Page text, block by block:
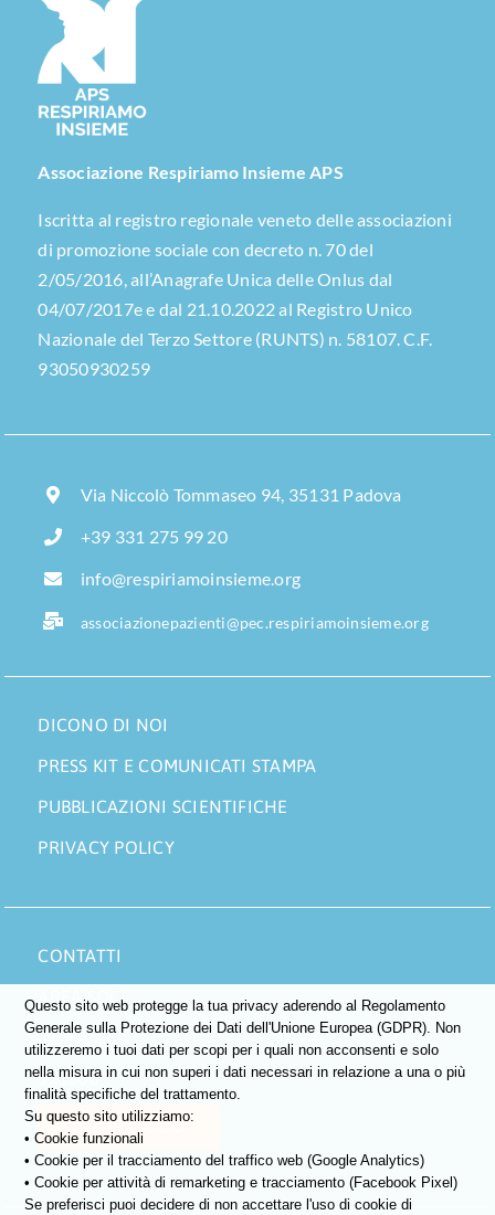
Associazione Respiriamo Insieme APS
Iscritta al registro regionale veneto delle associazioni
di promozione sociale con decreto n. 70 del
2/05/2016, all’Anagrafe Unica delle Onlus dal
04/07/2017e e dal 21.10.2022 al Registro Unico
Nazionale del Terzo Settore (RUNTS) n. 58107. C.F.
93050930259
Via Niccolò Tommaseo 94, 35131 Padova
+39 331 275 99 20
info@respiriamoinsieme.org
associazionepazienti@pec.respiriamoinsieme.org
DICONO DI NOI
PRESS KIT E COMUNICATI STAMPA
PUBBLICAZIONI SCIENTIFICHE
PRIVACY POLICY
CONTATTI
AREA SOCI
DONA ORA
5×1000
Questo sito web protegge la tua privacy aderendo al Regolamento
Generale sulla Protezione dei Dati dell'Unione Europea (GDPR). Non
utilizzeremo i tuoi dati per scopi per i quali non acconsenti e solo
nella misura in cui non superi i dati necessari in relazione a una o più
finalità specifiche del trattamento.
Su questo sito utilizziamo:
• Cookie funzionali
• Cookie per il tracciamento del traffico web (Google Analytics)
• Cookie per attività di remarketing e tracciamento (Facebook Pixel)
Se preferisci puoi decidere di non accettare l'uso di cookie di